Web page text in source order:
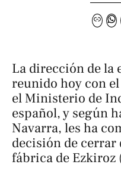
La dirección de la
reunido hoy con
el Ministerio de
español, y según
Navarra, les ha
decisión de
fábrica de Ezkiroz